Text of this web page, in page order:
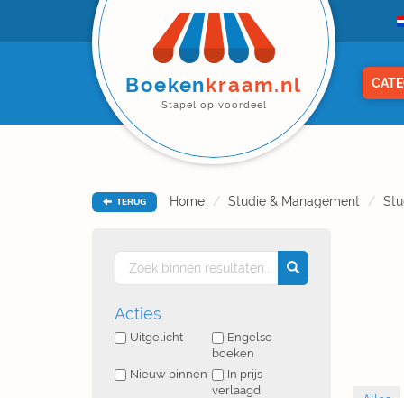
Boekenkraam.nl
Stapel op voordeel
TERUG Home Studie & Management
Acties
Uitgelicht
Engelse
boeken
Nieuw binnen
In prijs
verlaagd